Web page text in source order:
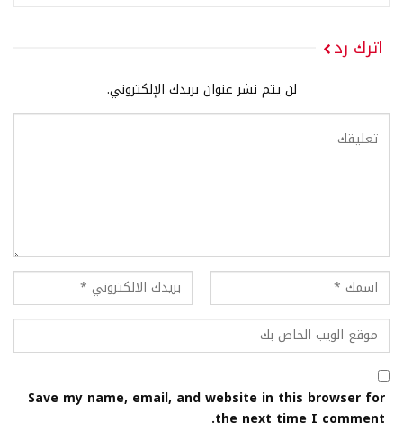
اترك رد
لن يتم نشر عنوان بريدك الإلكتروني.
Save my name, email, and website in this browser for
the next time I comment.